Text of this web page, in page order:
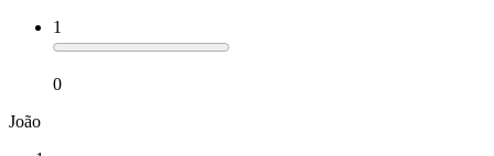
1
0
João